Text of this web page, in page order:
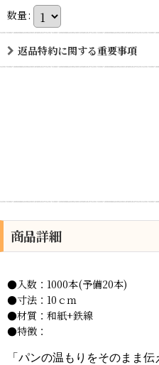
数量:
返品特約に関する重要事項
商品詳細
●入数：1000本(予備20本)
●寸法：10ｃｍ
●材質： 和紙+鉄線
●特徴：
「パンの温もりをそのまま